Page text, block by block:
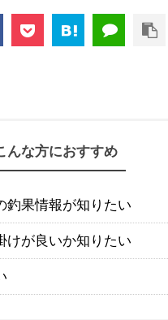
んな方におすすめ
釣果情報が知りたい
けが良いか知りたい